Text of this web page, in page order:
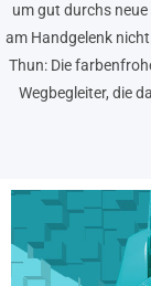
um gut durchs
am Handgelenk
Thun: Die
Wegbegleiter, die